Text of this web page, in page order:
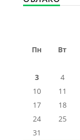
Пн
Вт
3
4
10
11
17
18
24
25
31